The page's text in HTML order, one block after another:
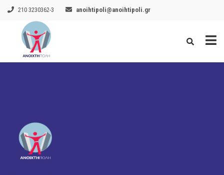
210 3230362-3 anoihtipoli@anoihtipoli.gr